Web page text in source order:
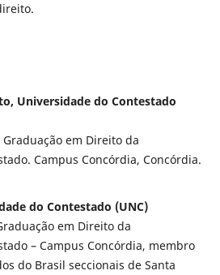
Universidade do Contestado
em Direito da
Campus Concórdia, Concórdia.
do Contestado (UNC)
em Direito da
– Campus Concórdia, membro
do Brasil seccionais de Santa